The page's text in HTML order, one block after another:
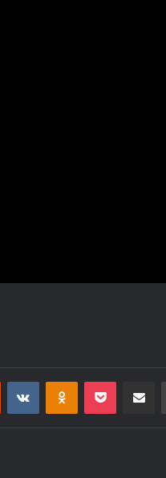
Reddit VKontakteOdnoklassniki
Pocket